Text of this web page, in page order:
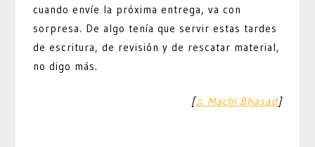
cuando envíe la próxima entrega, va con
sorpresa. De algo tenía que servir estas tardes
de escritura, de revisión y de rescatar material,
no digo más.
[♫ Machi Bhasad]